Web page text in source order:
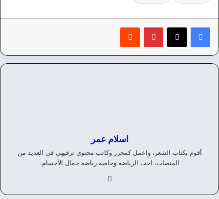
بينتيريست
اسلام عمر
أقوم بكتاب الشعر، واعمل كمحرر وكاتب محتوي ترفيهي في العديد من
المنصات، احب الرياضة وخاصة رياضة جمال الأجسام.